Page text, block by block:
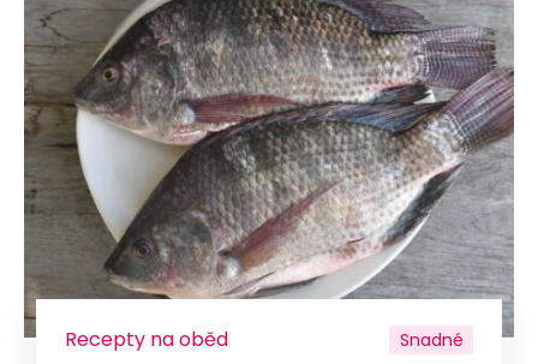
Recepty na oběd Snadné